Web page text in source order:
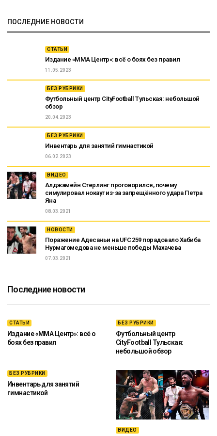
ПОСЛЕДНИЕ НОВОСТИ
СТАТЬИ
Издание «ММА Центр»: всё о боях без правил
11.05.2023
БЕЗ РУБРИКИ
Футбольный центр CityFootball Тульская: небольшой
обзор
20.04.2023
БЕЗ РУБРИКИ
Инвентарь для занятий гимнастикой
06.02.2023
ВИДЕО
Алджамейн Стерлинг проговорился, почему
симулировал нокаут из-за запрещённого удара Петра
Яна
08.03.2021
НОВОСТИ
Поражение Адесаньи на UFC 259 порадовало Хабиба
Нурмагомедова не меньше победы Махачева
07.03.2021
Последние новости
СТАТЬИ
Издание «ММА Центр»: всё о
боях без правил
БЕЗ РУБРИКИ
Футбольный центр
CityFootball Тульская:
небольшой обзор
БЕЗ РУБРИКИ
Инвентарь для занятий
гимнастикой
ВИДЕО